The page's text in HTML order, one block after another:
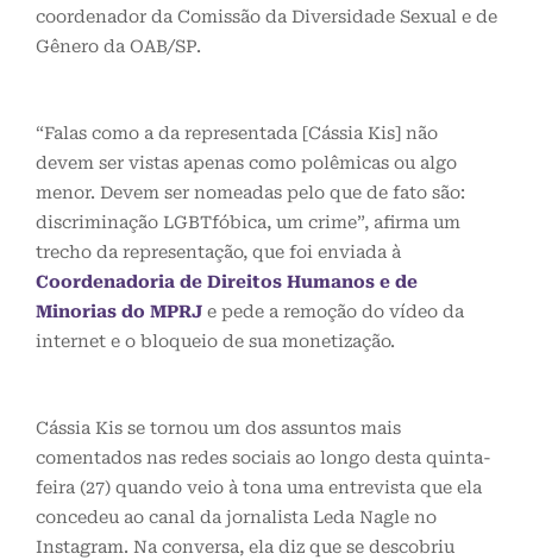
coordenador da Comissão da Diversidade Sexual e de
Gênero da OAB/SP.
“Falas como a da representada [Cássia Kis] não
devem ser vistas apenas como polêmicas ou algo
menor. Devem ser nomeadas pelo que de fato são:
discriminação LGBTfóbica, um crime”, afirma um
trecho da representação, que foi enviada à
Coordenadoria de Direitos Humanos e de
Minorias do MPRJ e pede a remoção do vídeo da
internet e o bloqueio de sua monetização.
Cássia Kis se tornou um dos assuntos mais
comentados nas redes sociais ao longo desta quinta-
feira (27) quando veio à tona uma entrevista que ela
concedeu ao canal da jornalista Leda Nagle no
Instagram. Na conversa, ela diz que se descobriu